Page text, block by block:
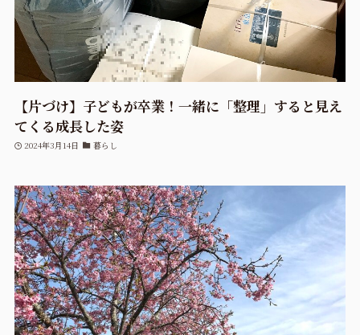
【片づけ】子どもが卒業！一緒に「整理」すると見え
てくる成長した姿
2024年3月14日 暮らし